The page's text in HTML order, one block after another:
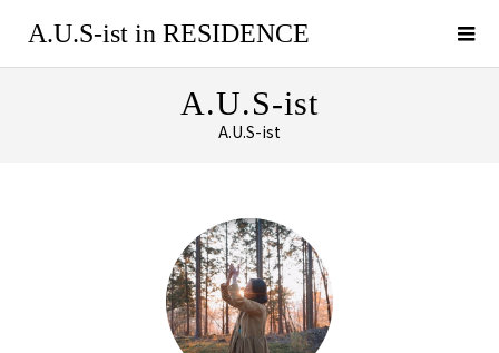
A.U.S-ist in RESIDENCE
A.U.S-ist
A.U.S-ist